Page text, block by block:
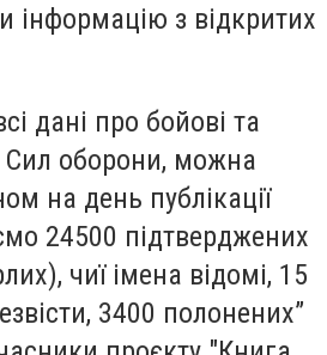
інформацію з відкритих
дані про бойові та
Сил оборони, можна
на день публікації
24500 підтверджених
чиї імена відомі, 15
3400 полонених”